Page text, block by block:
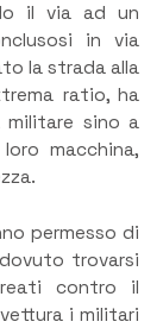
il via ad un
in via
la strada alla
ratio, ha
militare sino a
macchina,
permesso di
trovarsi
contro il
i militari